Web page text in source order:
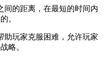
间的距离，在最短的时间内
。
助玩家克服困难，允许玩家
略。